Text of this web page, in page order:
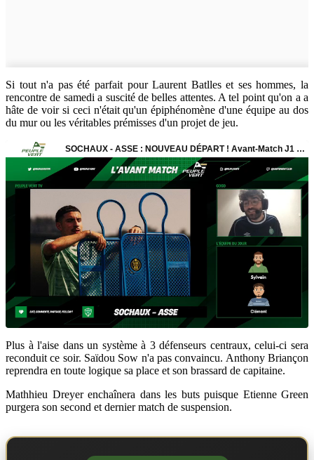
Si tout n'a pas été parfait pour Laurent Batlles et ses hommes, la
rencontre de samedi a suscité de belles attentes. A tel point qu'on a a
hâte de voir si ceci n'était qu'un épiphénomène d'une équipe au dos
du mur ou les véritables prémisses d'un projet de jeu.
Plus à l'aise dans un système à 3 défenseurs centraux, celui-ci sera
reconduit ce soir. Saïdou Sow n'a pas convaincu. Anthony Briançon
reprendra en toute logique sa place et son brassard de capitaine.
Mathhieu Dreyer enchaînera dans les buts puisque Etienne Green
purgera son second et dernier match de suspension.